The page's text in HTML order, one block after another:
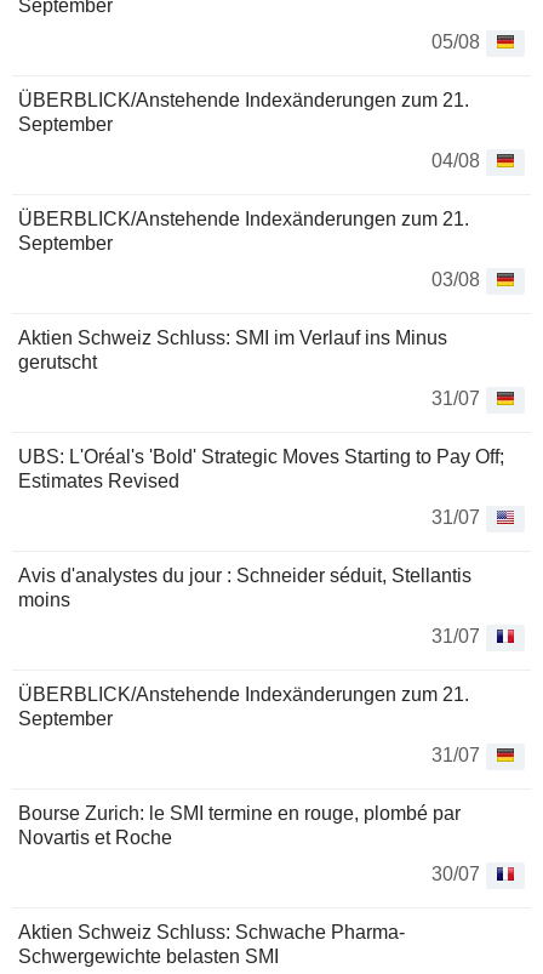
September
05/08
ÜBERBLICK/Anstehende Indexänderungen zum 21.
September
04/08
ÜBERBLICK/Anstehende Indexänderungen zum 21.
September
03/08
Aktien Schweiz Schluss: SMI im Verlauf ins Minus
gerutscht
31/07
UBS: L'Oréal's 'Bold' Strategic Moves Starting to Pay Off;
Estimates Revised
31/07
Avis d'analystes du jour : Schneider séduit, Stellantis
moins
31/07
ÜBERBLICK/Anstehende Indexänderungen zum 21.
September
31/07
Bourse Zurich: le SMI termine en rouge, plombé par
Novartis et Roche
30/07
Aktien Schweiz Schluss: Schwache Pharma-
Schwergewichte belasten SMI